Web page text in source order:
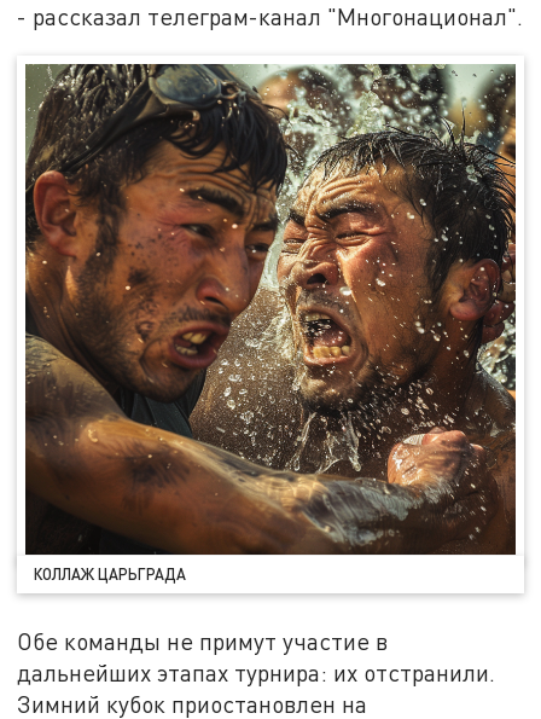
- рассказал телеграм-канал "Многонационал".
КОЛЛАЖ ЦАРЬГРАДА
Обе команды не примут участие в
дальнейших этапах турнира: их отстранили.
Зимний кубок приостановлен на